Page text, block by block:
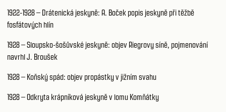
1922-1928 – Drátenická jeskyně: A. Boček popis jeskyně při těžbě
fosfátových hlín
1928 – Sloupsko-šošůvské jeskyně: objev Riegrovy síně, pojmenování
navrhl J. Broušek
1928 – Koňský spád: objev propástky v jižním svahu
1928 – Odkryta krápníková jeskyně v lomu Komňátky